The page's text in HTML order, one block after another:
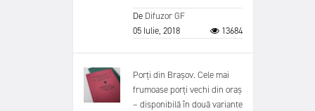
De Difuzor GF
05 Iulie, 2018
13684
Porți din Brașov. Cele mai
frumoase porți vechi din oraș
– disponibilă în două variante